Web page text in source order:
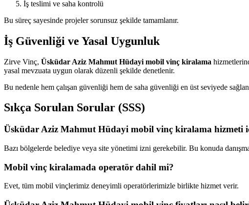
İş teslimi ve saha kontrolü
Bu süreç sayesinde projeler sorunsuz şekilde tamamlanır.
İş Güvenliği ve Yasal Uygunluk
Zirve Vinç, Üsküdar Aziz Mahmut Hüdayi mobil vinç kiralama
yasal mevzuata uygun olarak düzenli şekilde denetlenir.
Bu nedenle hem çalışan güvenliği hem de saha güvenliği en üst seviyede
Sıkça Sorulan Sorular (SSS)
Üsküdar Aziz Mahmut Hüdayi mobil vinç kiralama hizmeti
Bazı bölgelerde belediye veya site yönetimi izni gerekebilir. Bu konuda
Mobil vinç kiralamada operatör dahil mi?
Evet, tüm mobil vinçlerimiz deneyimli operatörlerimizle birlikte hizmet verir.